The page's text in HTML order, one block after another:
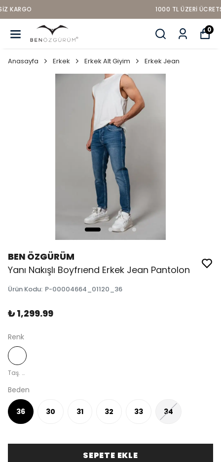
1000 TL ÜZERI ÜCRETSIZ KARGO
0
Anasayfa Erkek Erkek Alt Giyim Erkek Jean
BEN ÖZGÜRÜM
Yanı Nakışlı Boyfrıend Erkek Jean Pantolon
Ürün Kodu: P-00004664_01120_36
₺ 1,299.99
Renk
Taş. Mavi
Beden
36 30 31 32 33 34
SEPETE EKLE